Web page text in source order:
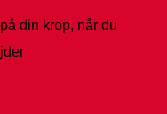
din krop, når du